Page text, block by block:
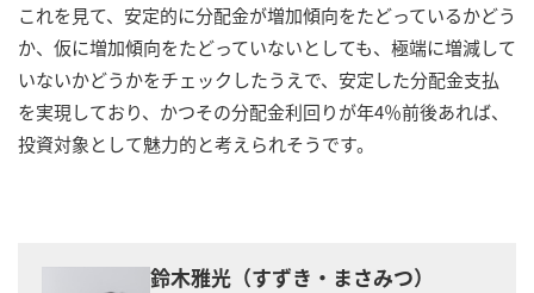
これを見て、安定的に分配金が増加傾向をたどっているかどう
か、仮に増加傾向をたどっていないとしても、極端に増減して
いないかどうかをチェックしたうえで、安定した分配金支払
を実現しており、かつその分配金利回りが年4％前後あれば、
投資対象として魅力的と考えられそうです。
鈴木雅光（すずき・まさみつ）